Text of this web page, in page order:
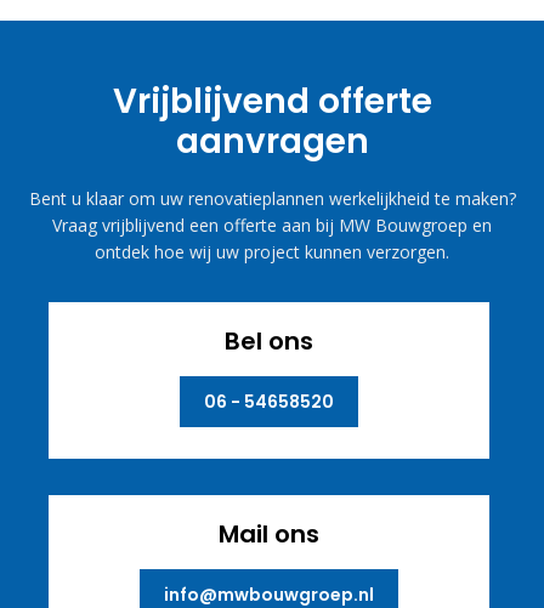
Vrijblijvend offerte
aanvragen
Bent u klaar om uw renovatieplannen werkelijkheid te maken?
Vraag vrijblijvend een offerte aan bij MW Bouwgroep en
ontdek hoe wij uw project kunnen verzorgen.
Bel ons
06 - 54658520
Mail ons
info@mwbouwgroep.nl